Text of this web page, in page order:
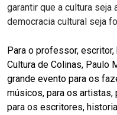
garantir que a cultura
democracia cultural seja
Para o professor,
Cultura de Colinas, Paulo
grande evento para os
músicos, para os
para os escritores,